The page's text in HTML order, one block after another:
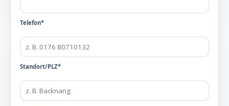
Telefon*
Standort/PLZ*